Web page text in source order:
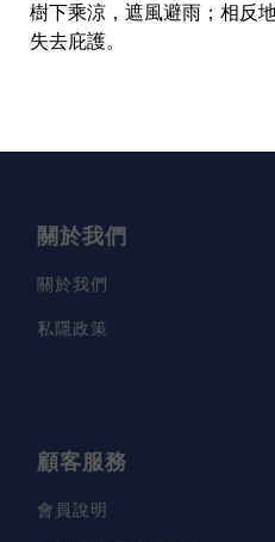
樹下乘涼，遮風避雨；相反
失去庇護。
關於我們
關於我們
私隱政策
顧客服務
會員說明